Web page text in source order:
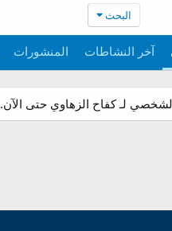
البحث
آخر النشاطات المنشورات
لـ كفاح الزهاوي حتى الآن.